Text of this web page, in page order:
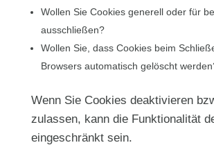
Wollen Sie Cookies generell oder für
ausschließen?
Wollen Sie, dass Cookies beim
Browsers automatisch gelöscht
Wenn Sie Cookies deaktivieren
zulassen, kann die Funktionalität
eingeschränkt sein.